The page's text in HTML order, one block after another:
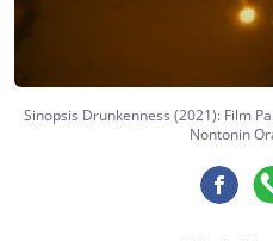
Sinopsis Drunkenness (2021): Film
Nontonin